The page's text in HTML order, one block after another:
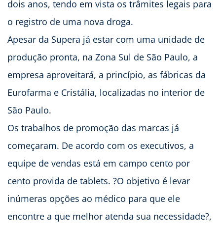
dois anos, tendo em vista os trâmites legais para
o registro de uma nova droga.
Apesar da Supera já estar com uma unidade de
produção pronta, na Zona Sul de São Paulo, a
empresa aproveitará, a princípio, as fábricas da
Eurofarma e Cristália, localizadas no interior de
São Paulo.
Os trabalhos de promoção das marcas já
começaram. De acordo com os executivos, a
equipe de vendas está em campo cento por
cento provida de tablets. ?O objetivo é levar
inúmeras opções ao médico para que ele
encontre a que melhor atenda sua necessidade?,